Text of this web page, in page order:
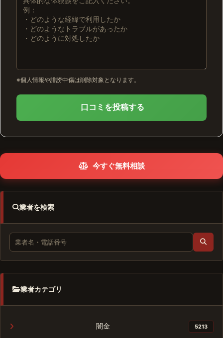
※個人情報や誹謗中傷は削除対象となります。
口コミを投稿する
今すぐ無料相談
業者を検索
業者カテゴリ
闇金 5213